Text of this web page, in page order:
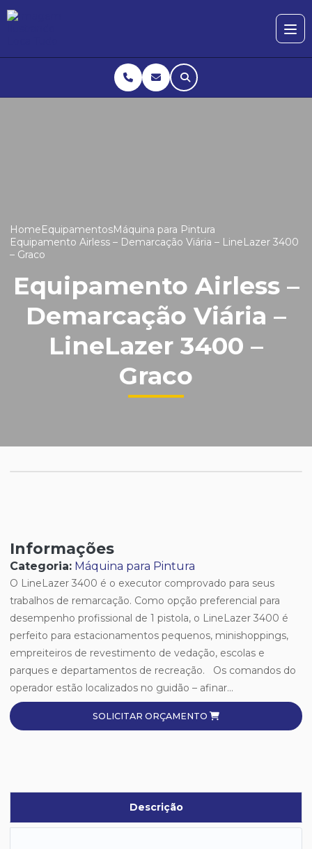
HomeEquipamentosMáquina para Pintura
Equipamento Airless – Demarcação Viária – LineLazer 3400
– Graco
Equipamento Airless –
Demarcação Viária –
LineLazer 3400 –
Graco
Informações
Categoria: Máquina para Pintura
O LineLazer 3400 é o executor comprovado para seus
trabalhos de remarcação. Como opção preferencial para
desempenho profissional de 1 pistola, o LineLazer 3400 é
perfeito para estacionamentos pequenos, minishoppings,
empreiteiros de revestimento de vedação, escolas e
parques e departamentos de recreação. Os comandos do
operador estão localizados no guidão – afinar...
SOLICITAR ORÇAMENTO
Descrição